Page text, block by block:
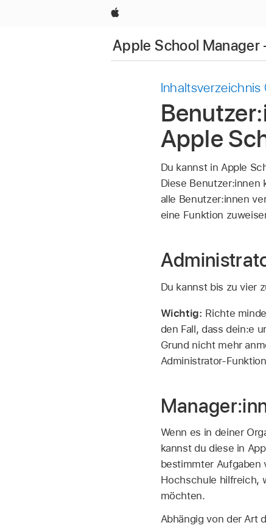
Apple
Apple School
Inhaltsverzeichnis
Apple
Du kannst in Apple
Diese
alle Benutzer:innen
eine Funktion
Du kannst bis zu vier
Wichtig: Richte
den Fall, dass dein:e
Grund nicht mehr
Administrator-
Wenn es in deiner
kannst du diese in
bestimmter Aufgaben
Hochschule hilfreich,
möchten.
Abhängig von der Art